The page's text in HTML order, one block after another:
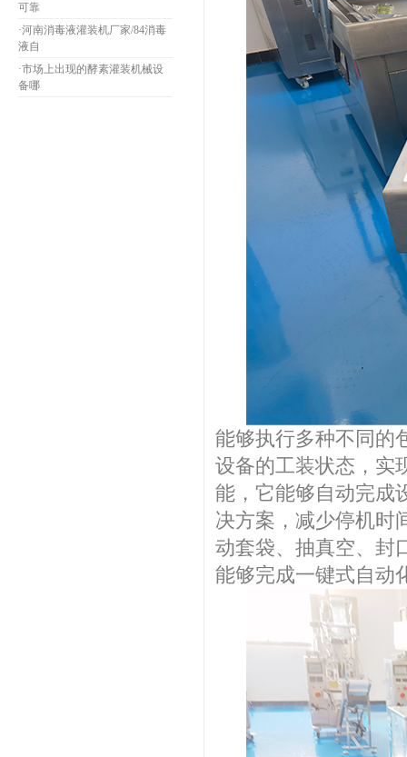
可靠
·河南消毒液灌装机厂家/84消毒
液自
·市场上出现的酵素灌装机械设
备哪
能够执行多种不同的
设备的工装状态，实
能，它能够自动完成
决方案，减少停机时
动套袋、抽真空、封
能够完成一键式自动